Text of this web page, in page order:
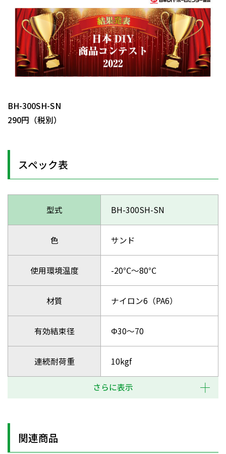
BH-300SH-SN
290円（税別）
スペック表
型式 BH-300SH-SN
色 サンド
使用環境温度 -20℃～80℃
材質 ナイロン6（PA6）
有効結束径 Φ30～70
連続耐荷重 10kgf
さらに表示
関連商品